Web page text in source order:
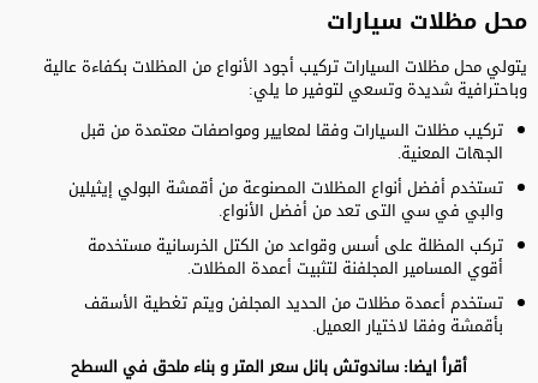
محل مظلات سيارات
يتولي محل مظلات السيارات تركيب أجود الأنواع من المظلات بكفاءة عالية
وباحترافية شديدة وتسعي لتوفير ما يلي:
تركيب مظلات السيارات وفقا لمعايير ومواصفات معتمدة من قبل
الجهات المعنية.
تستخدم أفضل أنواع المظلات المصنوعة من أقمشة البولي إيثيلين
والبي في سي التى تعد من أفضل الأنواع.
تركب المظلة على أسس وقواعد من الكتل الخرسانية مستخدمة
أقوي المسامير المجلفنة لتثبيت أعمدة المظلات.
تستخدم أعمدة مظلات من الحديد المجلفن ويتم تغطية الأسقف
بأقمشة وفقا لاختيار العميل.
أقرأ ايضا: ساندوتش بانل سعر المترو بناء ملحق في السطح